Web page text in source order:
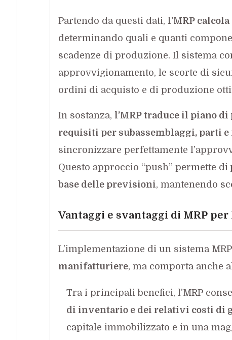
Partendo da questi dati, l’MRP
determinando quali e quanti
scadenze di produzione. Il sistema
approvvigionamento, le scorte di
ordini di acquisto e di produzione
In sostanza, l’MRP traduce il piano
requisiti per subassemblaggi, parti
sincronizzare perfettamente
Questo approccio “push” permette di
base delle previsioni, mantenendo
Vantaggi e svantaggi di MRP
L’implementazione di un sistema
manifatturiere, ma comporta anche
Tra i principali benefici, l’MRP
di inventario e dei relativi costi di
capitale immobilizzato e in una